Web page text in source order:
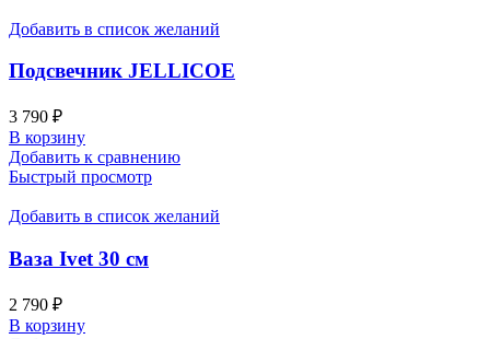
Добавить в список желаний
Подсвечник JELLICOE
3 790 ₽
В корзину
Добавить к сравнению
Быстрый просмотр
Добавить в список желаний
Ваза Ivet 30 см
2 790 ₽
В корзину